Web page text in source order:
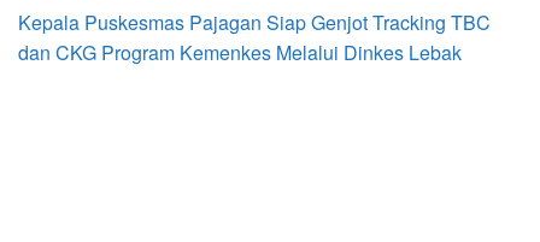
Kepala Puskesmas Pajagan Siap Genjot Tracking TBC
dan CKG Program Kemenkes Melalui Dinkes Lebak